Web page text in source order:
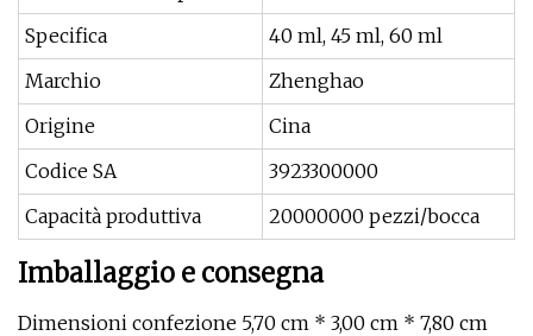
Specifica
40 ml, 45 ml, 60 ml
Marchio
Zhenghao
Origine
Cina
Codice SA
3923300000
Capacità produttiva
20000000 pezzi/bocca
Imballaggio e consegna
Dimensioni confezione 5,70 cm * 3,00 cm * 7,80 cm